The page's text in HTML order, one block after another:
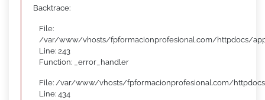
Backtrace:
File:
/var/www/vhosts/fpformacionprofesional.com/httpdocs/
Line: 243
Function: _error_handler
File: /var/www/vhosts/fpformacionprofesional.com/
Line: 434